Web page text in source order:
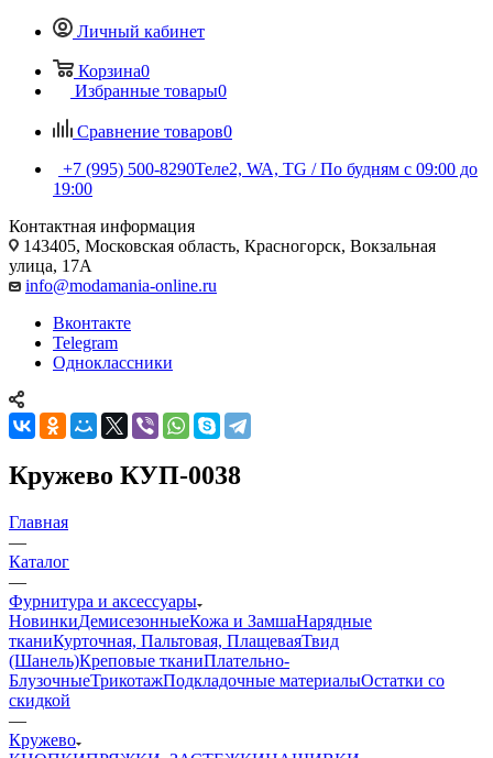
Личный кабинет
Корзина0
Избранные товары0
Сравнение товаров0
+7 (995) 500-8290Теле2, WA, TG / По будням c 09:00 до
19:00
Контактная информация
143405, Московская область, Красногорск, Вокзальная
улица, 17А
info@modamania-online.ru
Вконтакте
Telegram
Одноклассники
Кружево КУП-0038
Главная
—
Каталог
—
Фурнитура и аксессуары
НовинкиДемисезонныеКожа и ЗамшаНарядные
тканиКурточная, Пальтовая, ПлащеваяТвид
(Шанель)Креповые тканиПлательно-
БлузочныеТрикотажПодкладочные материалыОстатки со
скидкой
—
Кружево